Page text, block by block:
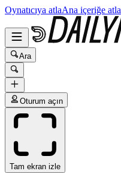
Oynatıcıya atlaAna içeriğe atla
Ara
Oturum açın
Tam ekran izle